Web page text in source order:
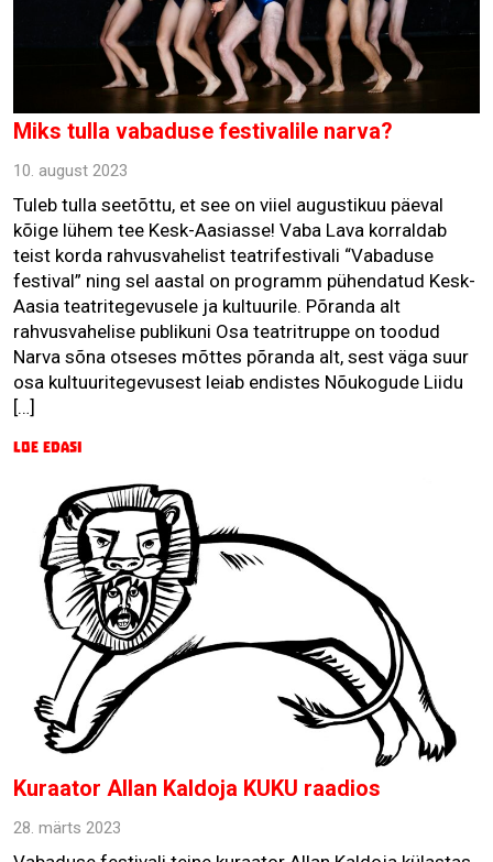
Miks tulla vabaduse festivalile narva?
10. august 2023
Tuleb tulla seetõttu, et see on viiel augustikuu päeval
kõige lühem tee Kesk-Aasiasse! Vaba Lava korraldab
teist korda rahvusvahelist teatrifestivali “Vabaduse
festival” ning sel aastal on programm pühendatud Kesk-
Aasia teatritegevusele ja kultuurile. Põranda alt
rahvusvahelise publikuni Osa teatritruppe on toodud
Narva sõna otseses mõttes põranda alt, sest väga suur
osa kultuuritegevusest leiab endistes Nõukogude Liidu
[…]
Loe edasi
Kuraator Allan Kaldoja KUKU raadios
28. märts 2023